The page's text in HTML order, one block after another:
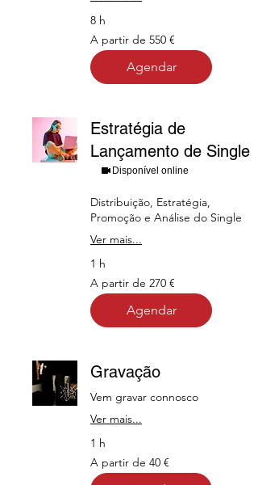
8 h
A
partir
de
550
euros
A partir de 550 €
Agendar
Estratégia de
Lançamento de Single
Disponível online
Distribuição, Estratégia,
Promoção e Análise do Single
Ver mais...
1 h
A
partir
de
270
euros
A partir de 270 €
Agendar
Gravação
Vem gravar connosco
Ver mais...
1 h
A
partir
de
A partir de 40 €